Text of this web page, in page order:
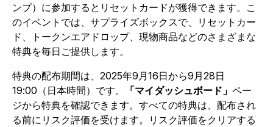
ンプ）に参加するとリセットカードが獲得できます。こ
のイベントでは、サプライズボックスで、リセットカー
ド、トークンエアドロップ、現物商品などのさまざまな
特典を毎日ご提供します。
特典の配布期間は、2025年9月16日から9月28日
19:00（日本時間）です。
「マイダッシュボード」 ペー
ジから特典を確認できます。すべての特典は、配布され
る前にリスク評価を受けます。リスク評価をクリアする